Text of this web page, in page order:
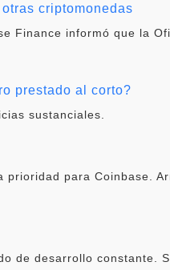
criptomonedas
Finance informó que la
prestado al corto?
sustanciales.
para Coinbase.
de desarrollo constante.